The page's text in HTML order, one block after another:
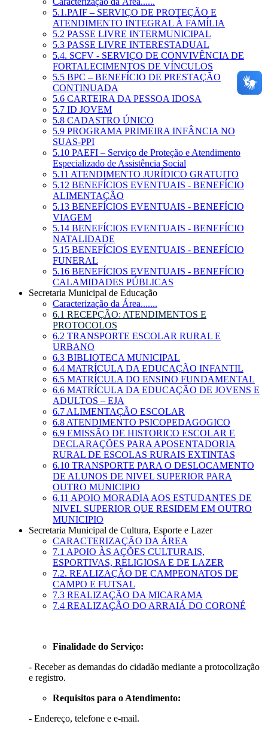
5.1.PAIF – SERVIÇO DE PROTEÇÃO E
ATENDIMENTO INTEGRAL À FAMÍLIA
5.2 PASSE LIVRE INTERMUNICIPAL
5.3 PASSE LIVRE INTERESTADUAL
5.4. SCFV - SERVIÇO DE CONVIVÊNCIA DE
FORTALECIMENTOS DE VÍNCULOS
5.5 BPC – BENEFÍCIO DE PRESTAÇÃO
CONTINUADA
5.6 CARTEIRA DA PESSOA IDOSA
5.7 ID JOVEM
5.8 CADASTRO ÚNICO
5.9 PROGRAMA PRIMEIRA INFÂNCIA NO
SUAS-PPI
5.10 PAEFI – Serviço de Proteção e Atendimento
Especializado de Assistência Social
5.11 ATENDIMENTO JURÍDICO GRATUITO
5.12 BENEFÍCIOS EVENTUAIS - BENEFÍCIO
ALIMENTAÇÃO
5.13 BENEFÍCIOS EVENTUAIS - BENEFÍCIO
VIAGEM
5.14 BENEFÍCIOS EVENTUAIS - BENEFÍCIO
NATALIDADE
5.15 BENEFÍCIOS EVENTUAIS - BENEFÍCIO
FUNERAL
5.16 BENEFÍCIOS EVENTUAIS - BENEFÍCIO
CALAMIDADES PÚBLICAS
Secretaria Municipal de Educação
Caracterização da Área.......
6.1 RECEPÇÃO: ATENDIMENTOS E
PROTOCOLOS
6.2 TRANSPORTE ESCOLAR RURAL E
URBANO
6.3 BIBLIOTECA MUNICIPAL
6.4 MATRÍCULA DA EDUCAÇÃO INFANTIL
6.5 MATRÍCULA DO ENSINO FUNDAMENTAL
6.6 MATRÍCULA DA EDUCAÇÃO DE JOVENS E
ADULTOS – EJA
6.7 ALIMENTAÇÃO ESCOLAR
6.8 ATENDIMENTO PSICOPEDAGOGICO
6.9 EMISSÃO DE HISTORICO ESCOLAR E
DECLARAÇÕES PARA APOSENTADORIA
RURAL DE ESCOLAS RURAIS EXTINTAS
6.10 TRANSPORTE PARA O DESLOCAMENTO
DE ALUNOS DE NIVEL SUPERIOR PARA
OUTRO MUNICIPIO
6.11 APOIO MORADIA AOS ESTUDANTES DE
NIVEL SUPERIOR QUE RESIDEM EM OUTRO
MUNICIPIO
Secretaria Municipal de Cultura, Esporte e Lazer
CARACTERIZAÇÃO DA ÁREA
7.1 APOIO ÀS AÇÕES CULTURAIS,
ESPORTIVAS, RELIGIOSA E DE LAZER
7.2. REALIZAÇÃO DE CAMPEONATOS DE
CAMPO E FUTSAL
7.3 REALIZAÇÃO DA MICARAMA
7.4 REALIZAÇÃO DO ARRAIÁ DO CORONÉ
Finalidade do Serviço:
- Receber as demandas do cidadão mediante a protocolização
e registro.
Requisitos para o Atendimento:
- Endereço, telefone e e-mail.